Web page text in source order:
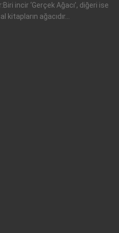
incir ‘Gerçek Ağacı’, diğeri ise
ağacıdır...